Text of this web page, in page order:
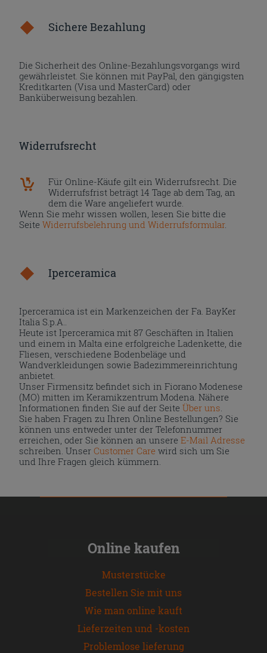
Sichere Bezahlung
Die Sicherheit des Online-Bezahlungsvorgangs wird
gewährleistet. Sie können mit PayPal, den gängigsten
Kreditkarten (Visa und MasterCard) oder
Banküberweisung bezahlen.
Widerrufsrecht
Für Online-Käufe gilt ein Widerrufsrecht. Die
Widerrufsfrist beträgt 14 Tage ab dem Tag, an
dem die Ware angeliefert wurde.
Wenn Sie mehr wissen wollen, lesen Sie bitte die
SeiteWiderrufsbelehrung und Widerrufsformular.
Iperceramica
Iperceramica ist ein Markenzeichen der Fa. BayKer
Italia S.p.A..
Heute ist Iperceramica mit 87 Geschäften in Italien
und einem in Malta eine erfolgreiche Ladenkette, die
Fliesen, verschiedene Bodenbeläge und
Wandverkleidungen sowie Badezimmereinrichtung
anbietet.
Unser Firmensitz befindet sich in Fiorano Modenese
(MO) mitten im Keramikzentrum Modena. Nähere
Informationen finden Sie auf der Seite Über uns
Sie haben Fragen zu Ihren Online Bestellungen? Sie
können uns entweder unter der Telefonnummer
erreichen, oder Sie können an unsereE-Mail Adresse
schreiben. UnserCustomer Care wird sich um Sie
und Ihre Fragen gleich kümmern.
Online kaufen
Musterstücke
Bestellen Sie mit uns
Wie man online kauft
Lieferzeiten und -kosten
Problemlose lieferung